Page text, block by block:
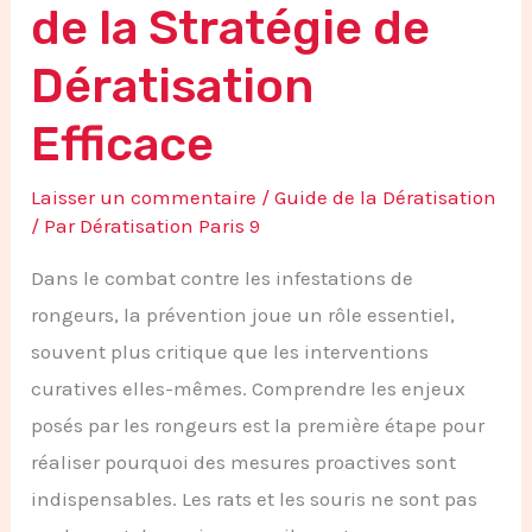
de la Stratégie de
Dératisation
Efficace
Laisser un commentaire /Guide de la Dératisation
/ Par Dératisation Paris 9
Dans le combat contre les infestations de
rongeurs, la prévention joue un rôle essentiel,
souvent plus critique que les interventions
curatives elles-mêmes. Comprendre les enjeux
posés par les rongeurs est la première étape pour
réaliser pourquoi des mesures proactives sont
indispensables. Les rats et les souris ne sont pas